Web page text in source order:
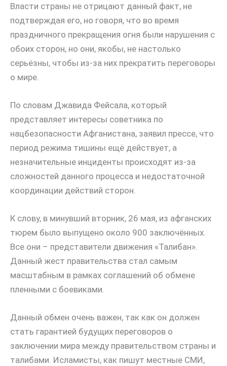
Власти страны не отрицают данный факт, не
подтверждая его, но говоря, что во время
праздничного прекращения огня были нарушения с
обоих сторон, но они, якобы, не настолько
серьёзны, чтобы из-за них прекратить переговоры
о мире.
По словам Джавида Фейсала, который
представляет интересы советника по
нацбезопасности Афганистана, заявил прессе, что
период режима тишины ещё действует, а
незначительные инциденты происходят из-за
сложностей данного процесса и недостаточной
координации действий сторон.
К слову, в минувший вторник, 26 мая, из афганских
тюрем было выпущено около 900 заключённых.
Все они – представители движения «Талибан».
Данный жест правительства стал самым
масштабным в рамках соглашений об обмене
пленными с боевиками.
Данный обмен очень важен, так как он должен
стать гарантией будущих переговоров о
заключении мира между правительством страны и
талибами. Исламисты, как пишут местные СМИ,